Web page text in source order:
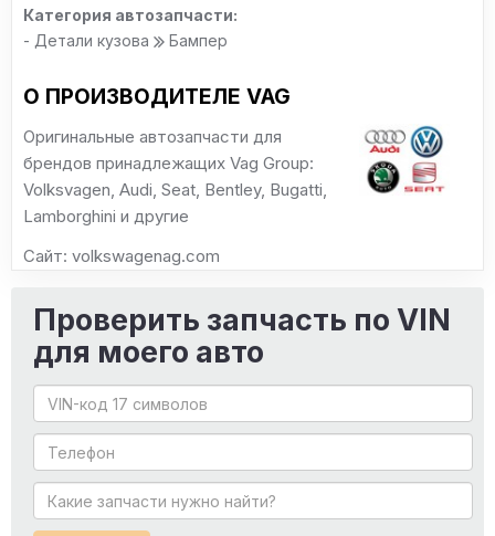
Категория автозапчасти:
- Детали кузова
Бампер
О ПРОИЗВОДИТЕЛЕ VAG
Оригинальные автозапчасти для
брендов принадлежащих Vag Group:
Volksvagen, Audi, Seat, Bentley, Bugatti,
Lamborghini и другие
Сайт: volkswagenag.com
Проверить запчасть по VIN
для моего авто